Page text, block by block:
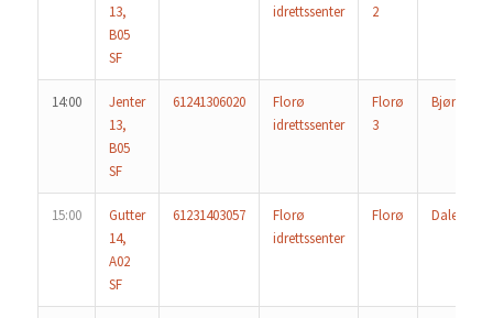
13,
B05
SF
idrettssenter
2
14:00
Jenter
13,
B05
SF
61241306020
Florø
idrettssenter
Florø
3
Bjørn
15:00
Gutter
14,
A02
SF
61231403057
Florø
idrettssenter
Florø Dale/